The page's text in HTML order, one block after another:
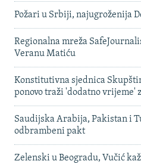
Požari u Srbiji, najugroženija
Regionalna mreža
Veranu Matiću
Konstitutivna sjednica
ponovo traži 'dodatno vrijeme'
Saudijska Arabija, Pakistan i
odbrambeni pakt
Zelenski u Beogradu, Vučić